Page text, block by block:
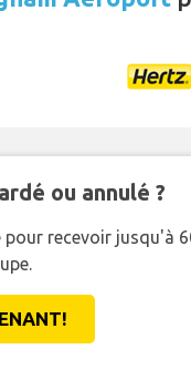
ou annulé ?
recevoir jusqu'à